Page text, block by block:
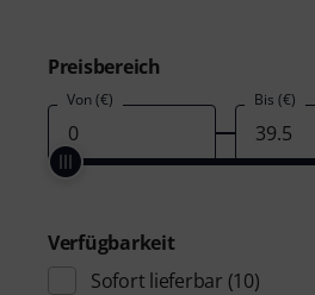
Preisbereich
Von (€) Bis (€)
Verfügbarkeit
Sofort lieferbar (10)